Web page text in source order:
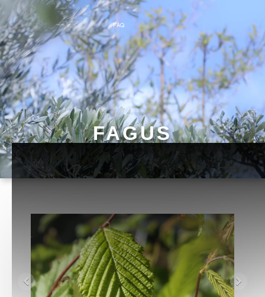
FAQ
FAGUS